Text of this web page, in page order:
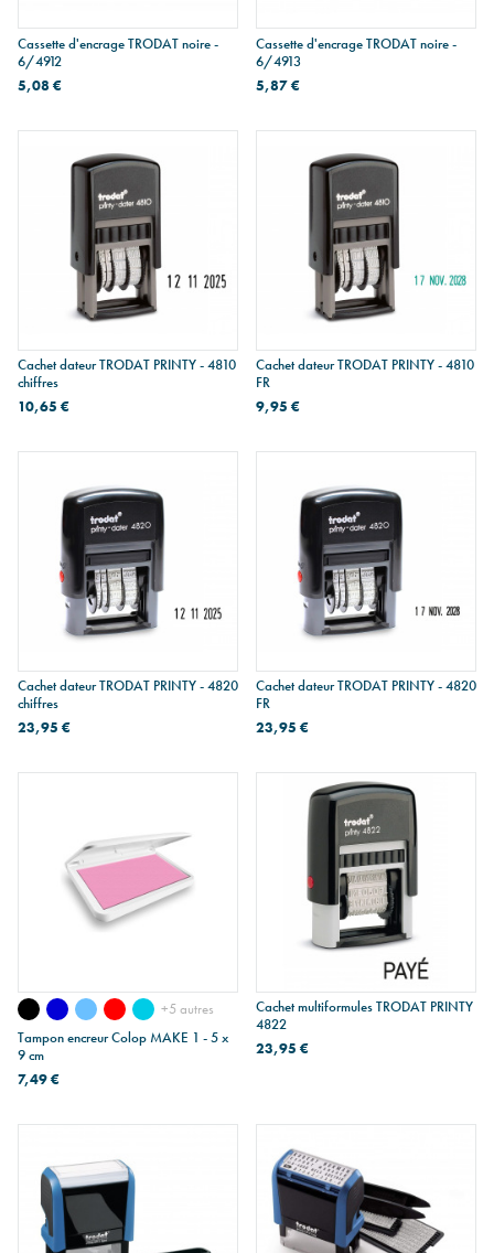
Cassette d'encrage TRODAT noire -
6/4912
5,08 €
Cassette d'encrage TRODAT noire -
6/4913
5,87 €
Cachet dateur TRODAT PRINTY - 4810
chiffres
10,65 €
Cachet dateur TRODAT PRINTY - 4810
FR
9,95 €
Cachet dateur TRODAT PRINTY - 4820
chiffres
23,95 €
Cachet dateur TRODAT PRINTY - 4820
FR
23,95 €
+5 autres
Tampon encreur Colop MAKE 1 - 5 x
9 cm
7,49 €
Cachet multiformules TRODAT PRINTY
4822
23,95 €